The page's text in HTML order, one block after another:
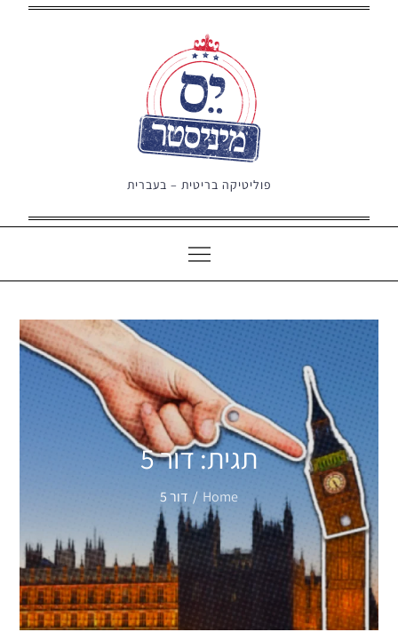
פוליטיקה בריטית – בעברית
תגית:דור 5
Home דור 5